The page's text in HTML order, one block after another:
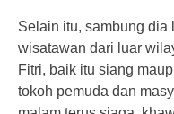
Selain itu, sambung dia
wisatawan dari luar
Fitri, baik itu siang
tokoh pemuda dan